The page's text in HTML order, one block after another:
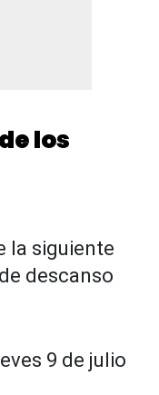
los
la siguiente
descanso
9 de julio